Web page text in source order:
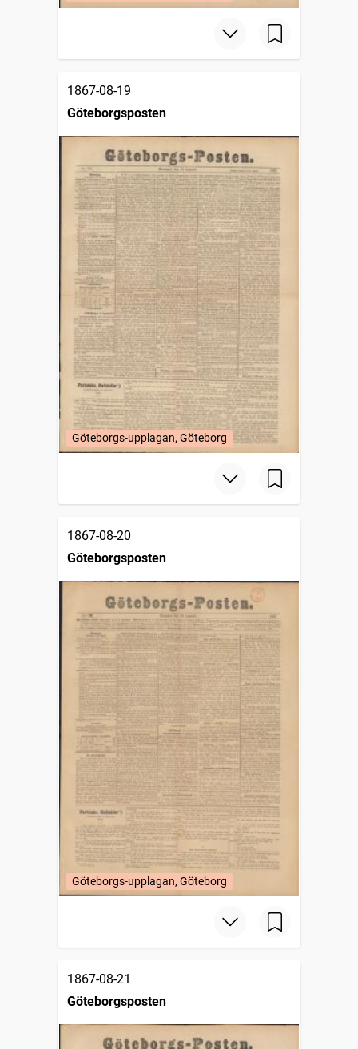
1867-08-19
Göteborgsposten
Göteborgs-upplagan, Göteborg
1867-08-20
Göteborgsposten
Göteborgs-upplagan, Göteborg
1867-08-21
Göteborgsposten